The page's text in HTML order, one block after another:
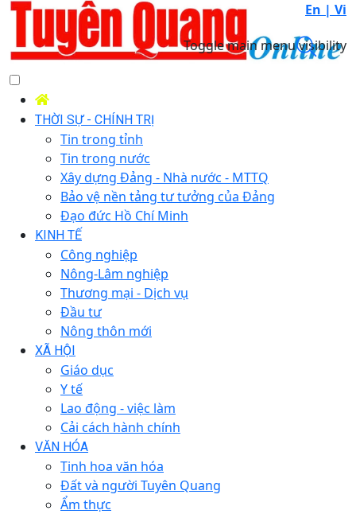
En | Vi
Toggle main menu visibility
THỜI SỰ - CHÍNH TRỊ
Tin trong tỉnh
Tin trong nước
Xây dựng Đảng - Nhà nước - MTTQ
Bảo vệ nền tảng tư tưởng của Đảng
Đạo đức Hồ Chí Minh
KINH TẾ
Công nghiệp
Nông-Lâm nghiệp
Thương mại - Dịch vụ
Đầu tư
Nông thôn mới
XÃ HỘI
Giáo dục
Y tế
Lao động - việc làm
Cải cách hành chính
VĂN HÓA
Tinh hoa văn hóa
Đất và người Tuyên Quang
Ẩm thực